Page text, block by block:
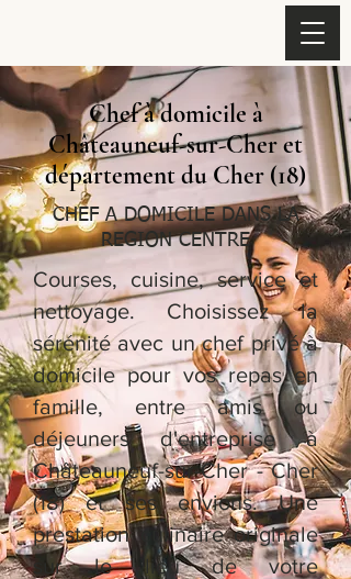
Chef à domicile à
Châteauneuf-sur-Cher et
département du Cher (18)
CHEF A DOMICILE DANS LA
REGION CENTRE
Courses, cuisine, service et
nettoyage. Choisissez la
sérénité avec un chef privé à
domicile pour vos repas en
famille, entre amis ou
déjeuners d'entreprise à
Châteauneuf-sur-Cher - Cher
(18) et ses envions. Une
prestation culinaire originale
sur le lieu de votre